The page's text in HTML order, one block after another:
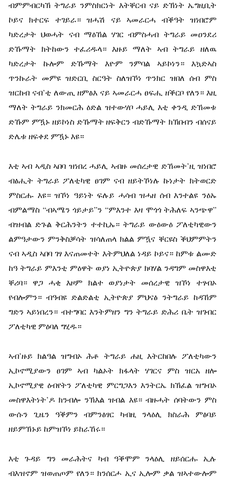
ብምምብርካኽ ትግራይ ንምስክርነት እትቐርብ ናይ ድኽነት ኤግዚቢት
ኮይና ክተርፍ ተገይራ። ዝሓሽ ናይ ኣመራርሓ ብቕዓት ዝነበሮም
ካድረታት ህወሓት ናብ ማዕኸል ሃገር ብምስሓብ ትግራይ መዐንደሪ
ድኹማት ክትከውን ተፈሪዱላ። እዙይ ማለት ኣብ ትግራይ ዘለዉ
ካድረታት ኩሎም ድኹማት እዮም ንምባል ኣይኮነን። እኳድኣስ
ጥንኩራት መምዩ ዝድርቢ ስርዓት ስለዝኾነ ጥንክር ዝበለ ሰብ ምስ
ዝርከብ ናብ’ቲ ለውጢ ዘምፅእ ናይ ኣመራርሓ ፀፍሒ ዘቕርቦ የለን። እዚ
ማለት ትግራይ ንክመርሕ ዕድል ዝተውሃቦ ሓይሊ እቲ ቀንዲ ድኽመቱ
ድኹም ምዃኑ ዘይኮነስ ድኹማት ዘፍቅርን ብድኹማት ክኽበብን ብሰናይ
ድሌቱ ዘፍቀደ ምዃኑ እዩ።
እቲ ኣብ ኣዲስ ኣበባ ዝነበረ ሓይሊ ኣብዙ መሰረታዊ ድኸመት’ዚ ዝነበሮ
ብፅሒት ትግራይ ፖለቲካዊ ፀገም ናብ ዘይትኾነሉ ኩነታት ክትወርድ
ምስርሑ እዩ። ዝኾነ ዓይነት ፍሉይ ሓሳብ ዝሓዘ ሰብ እንተልዩ ንዕኡ
ብምልማስ “ብኣሜን ጎይታይ”ን “ምእንተ እዛ ሞጎጎ ትሕለፍ ኣንጭዋ”
ብዝብል ድጉል ቅርሕንትን ተተኪኡ። ትግራይ ውዕውዕ ፖለቲካዊውን
ልምዓታውን ምንቅስቓሳት ዝሳለጠላ ክልል ምዃና ቐርዩስ ቕህምምትን
ናብ ኣዲስ ኣበባ ገፃ እናጠመተት እትምህለል ነዳይ ኮይና። ከምቱ ልሙድ
ከዓ ትግራይ ምእንቲ ምዕዋት ወያነ ኢትዮጵያ ክባሃል ንዳግም መስዋእቲ
ቐሪባ። ዋጋ ሓቂ እዞም ክልተ ወያነታት መሰረታዊ ዝኾነ ተፃብኦ
የብሎምን። ብዓብዩ ድልድልቲ ኢትዮጵያ ምህናፅ ንትግራይ ከዳኸም
ግድን ኣይነበረን። ብተግባር እንትምዘን ግን ትግራይ ድሕሪ ቤት ዝገብር
ፖለቲካዊ ምዕባለ ግሂዱ።
ኣብ’ዙይ ክልዓል ዝግብኦ ሕቶ ትግራይ ሐዚ እትርከበሉ ፖለቲካውን
ኢኮኖሚያውን ፀገም ኣብ ካልኦት ክፋላት ሃገርና ምስ ዝርአ ዘሎ
ኢኮኖሚያዊ ዕብየትን ፖለቲካዊ ምርግጋእን እንትርኤ ክኽፈል ዝግብኦ
መስዋእትነት’ዶ ክንብሎ ንኽእል ዝብል እዩ። ብዙሓት ሰባትውን ምስ
ውሱን ጊዜን ዓቕምን ብምንፅፃር ካብዚ ንላዕሊ ክስራሕ ምፅባይ
ዘይምኽኑይ ከምዝኾነ ይከራኸሩ።
እቲ ጉዳይ ግን መራሕትና ካብ ዓቕሞም ንላዕሊ ዘይሰርሑ ኢሉ
ብእዝኖም ዝወጠጦም የለን። ክንሰርሖ ኢና ኢሎም ቃል ዝኣተውሎም